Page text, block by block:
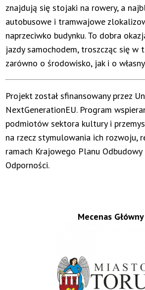
znajdują się stojaki na rowery, a
autobusowe i tramwajowe
naprzeciwko budynku. To dobra
jazdy samochodem, troszcząc się w
zarówno o środowisko, jak i o
Projekt został sfinansowany przez
NextGenerationEU. Program
podmiotów sektora kultury i
na rzecz stymulowania ich rozwoju,
ramach Krajowego Planu Odbudowy
Odporności.
Mecenas Główny